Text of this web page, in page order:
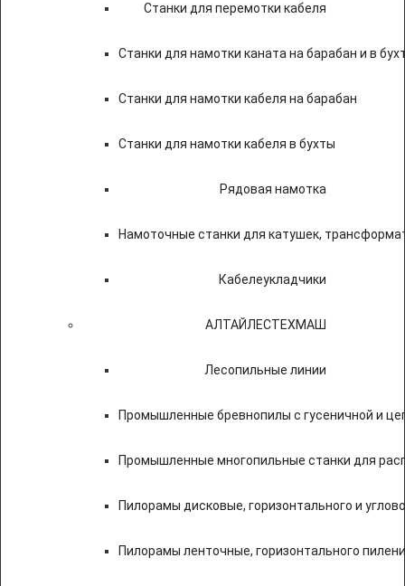
Станки для перемотки кабеля
Станки для намотки каната на барабан и в
Станки для намотки кабеля на барабан
Станки для намотки кабеля в бухты
Рядовая намотка
Намоточные станки для катушек,
Кабелеукладчики
АЛТАЙЛЕСТЕХМАШ
Лесопильные линии
Промышленные бревнопилы с гусеничной и
Промышленные многопильные станки для
Пилорамы дисковые, горизонтального и
Пилорамы ленточные, горизонтального